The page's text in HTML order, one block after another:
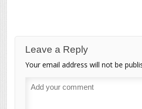
Leave a Reply
Your email address will not be